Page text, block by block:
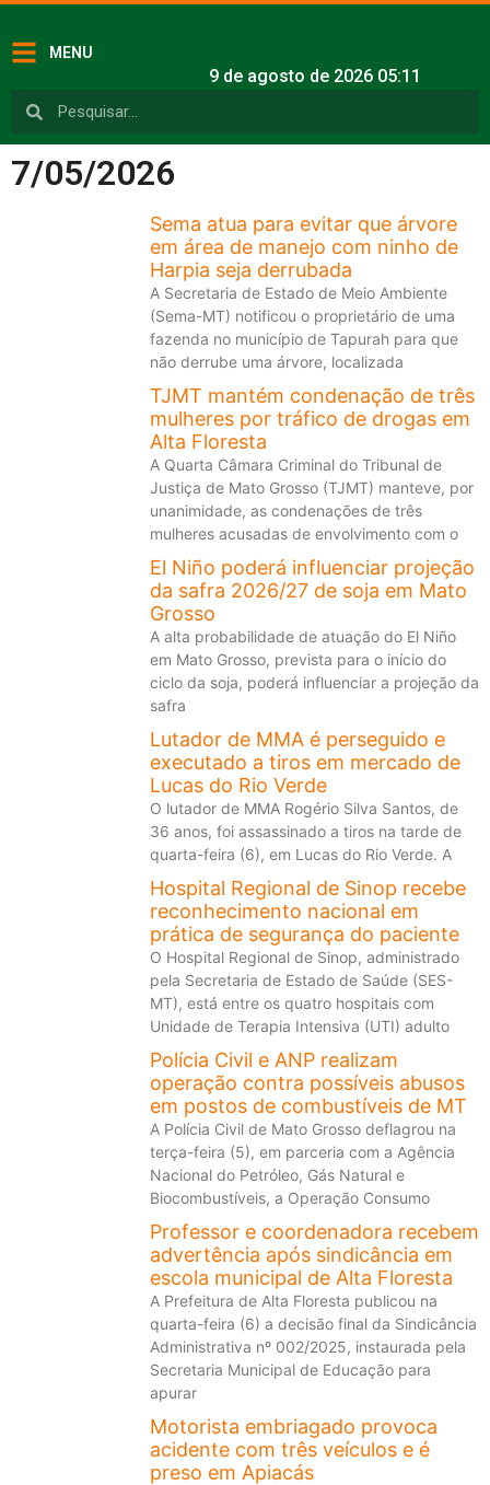
MENU
9 de agosto de 2026 05:11
7/05/2026
Sema atua para evitar que árvore
em área de manejo com ninho de
Harpia seja derrubada
A Secretaria de Estado de Meio Ambiente
(Sema-MT) notificou o proprietário de uma
fazenda no município de Tapurah para que
não derrube uma árvore, localizada
TJMT mantém condenação de três
mulheres por tráfico de drogas em
Alta Floresta
A Quarta Câmara Criminal do Tribunal de
Justiça de Mato Grosso (TJMT) manteve, por
unanimidade, as condenações de três
mulheres acusadas de envolvimento com o
El Niño poderá influenciar projeção
da safra 2026/27 de soja em Mato
Grosso
A alta probabilidade de atuação do El Niño
em Mato Grosso, prevista para o início do
ciclo da soja, poderá influenciar a projeção da
safra
Lutador de MMA é perseguido e
executado a tiros em mercado de
Lucas do Rio Verde
O lutador de MMA Rogério Silva Santos, de
36 anos, foi assassinado a tiros na tarde de
quarta-feira (6), em Lucas do Rio Verde. A
Hospital Regional de Sinop recebe
reconhecimento nacional em
prática de segurança do paciente
O Hospital Regional de Sinop, administrado
pela Secretaria de Estado de Saúde (SES-
MT), está entre os quatro hospitais com
Unidade de Terapia Intensiva (UTI) adulto
Polícia Civil e ANP realizam
operação contra possíveis abusos
em postos de combustíveis de MT
A Polícia Civil de Mato Grosso deflagrou na
terça-feira (5), em parceria com a Agência
Nacional do Petróleo, Gás Natural e
Biocombustíveis, a Operação Consumo
Professor e coordenadora recebem
advertência após sindicância em
escola municipal de Alta Floresta
A Prefeitura de Alta Floresta publicou na
quarta-feira (6) a decisão final da Sindicância
Administrativa nº 002/2025, instaurada pela
Secretaria Municipal de Educação para
apurar
Motorista embriagado provoca
acidente com três veículos e é
preso em Apiacás